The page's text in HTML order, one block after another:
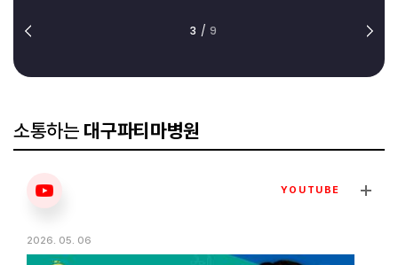
3 / 9
소통하는 대구파티마병원
YOUTUBE
2026. 05. 06